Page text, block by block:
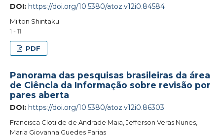
DOI: https://doi.org/10.5380/atoz.v12i0.84584
Milton Shintaku
1 - 11
PDF
Panorama das pesquisas brasileiras da área
de Ciência da Informação sobre revisão por
pares aberta
DOI: https://doi.org/10.5380/atoz.v12i0.86303
Francisca Clotilde de Andrade Maia, Jefferson Veras Nunes,
Maria Giovanna Guedes Farias